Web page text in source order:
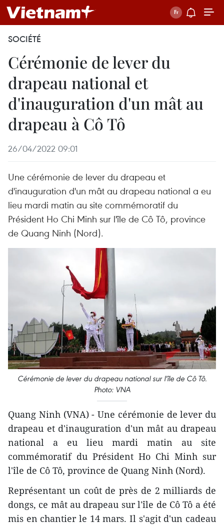
SOCIÉTÉ
Cérémonie de lever du
drapeau national et
d'inauguration d'un mât au
drapeau à Cô Tô
26/04/2022 09:01
Une cérémonie de lever du drapeau et
d'inauguration d'un mât au drapeau national a eu
lieu mardi matin au site commémoratif du
Président Ho Chi Minh sur l'île de Cô Tô, province
de Quang Ninh (Nord).
Cérémonie de lever du drapeau national sur l'île de Cô Tô.
Photo: VNA
Quang Ninh (VNA) - Une cérémonie de lever du
drapeau et d'inauguration d'un mât au drapeau
national a eu lieu mardi matin au site
commémoratif du Président Ho Chi Minh sur
l'île de Cô Tô, province de Quang Ninh (Nord).
Représentant un coût de près de 2 milliards de
dongs, ce mât au drapeau sur l'île de Cô Tô a été
mis en chantier le 14 mars. Il s'agit d'un cadeau